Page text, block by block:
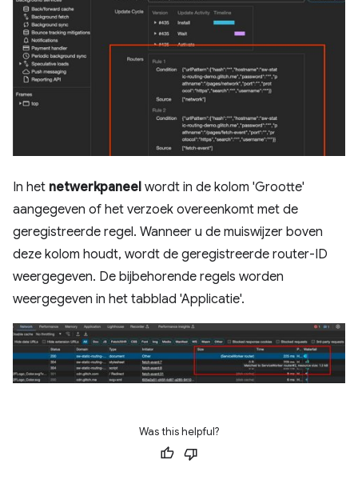
In het netwerkpaneel wordt in de kolom 'Grootte'
aangegeven of het verzoek overeenkomt met de
geregistreerde regel. Wanneer u de muiswijzer boven
deze kolom houdt, wordt de geregistreerde router-ID
weergegeven. De bijbehorende regels worden
weergegeven in het tabblad 'Applicatie'.
Was this helpful?